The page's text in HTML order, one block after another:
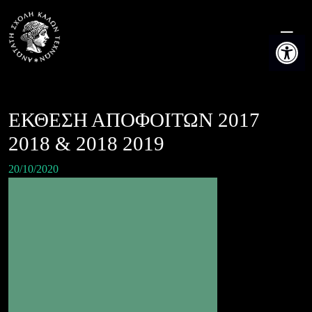
Ανοίξτε
content
ΕΚΘΕΣΗ ΑΠΟΦΟΙΤΩΝ 2017
2018 & 2018 2019
20/10/2020